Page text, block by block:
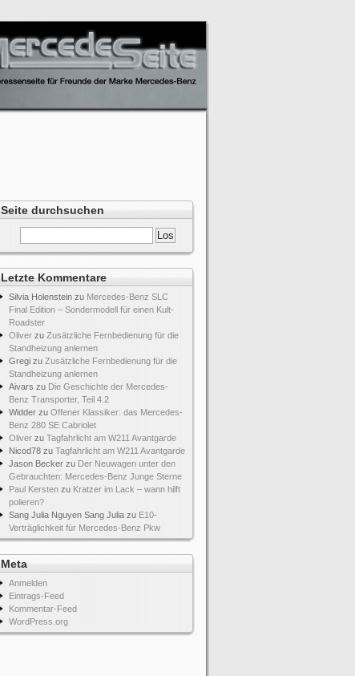
Seite durchsuchen
Letzte Kommentare
Silvia Holenstein zu Mercedes-Benz SLC
Final Edition – Sondermodell für einen Kult-
Roadster
Oliver zu Zusätzliche Fernbedienung für die
Standheizung anlernen
Gregi zu Zusätzliche Fernbedienung für die
Standheizung anlernen
Aivars zu Die Geschichte der Mercedes-
Benz Transporter, Teil 4.2
Widder zu Offener Klassiker: das Mercedes-
Benz 280 SE Cabriolet
Oliver zu Tagfahrlicht am W211 Avantgarde
Nicod78 zu Tagfahrlicht am W211 Avantgarde
Jason Becker zu Der Neuwagen unter den
Gebrauchten: Mercedes-Benz Junge Sterne
Paul Kersten zu Kratzer im Lack – wann hilft
polieren?
Sang Julia Nguyen Sang Julia zu E10-
Verträglichkeit für Mercedes-Benz Pkw
Meta
Anmelden
Eintrags-Feed
Kommentar-Feed
WordPress.org